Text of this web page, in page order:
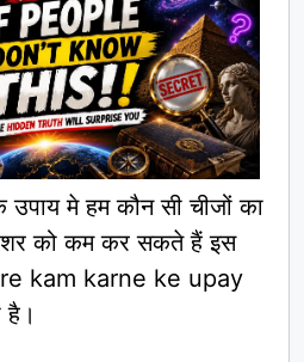
मे हम कौन सी चीजों का
को कम कर सकते हैं इस
kam karne ke upay
है।